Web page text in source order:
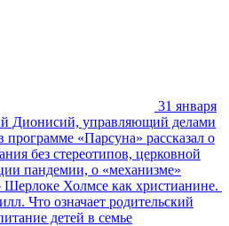
31 января
Дионисий, управляющий делами
«Парсуна» рассказал о
без стереотипов, церковной
пандемии, о «механизме»
Шерлоке Холмсе как христианине.
Что означает родительский
детей в семье